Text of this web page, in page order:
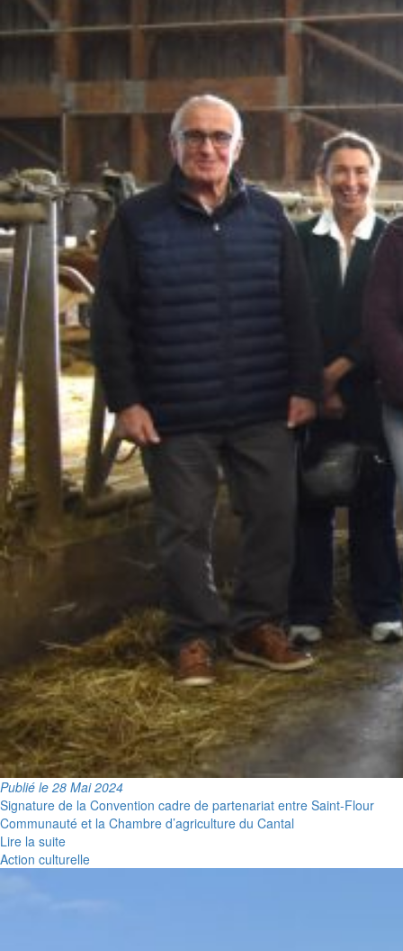
Publié le 28 Mai 2024
Signature de la Convention cadre de partenariat entre Saint-Flour
Communauté et la Chambre d’agriculture du Cantal
Lire la suite
Action culturelle